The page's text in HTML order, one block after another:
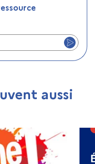
aussi